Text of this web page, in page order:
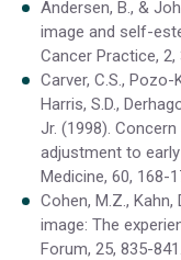
Andersen, B., &
image and self-
Cancer Practice, 2,
Carver, C.S., Pozo-
Harris, S.D.,
Jr. (1998).
adjustment to
Medicine, 60, 168-
Cohen, M.Z., Kahn,
image: The
Forum, 25, 835-841.